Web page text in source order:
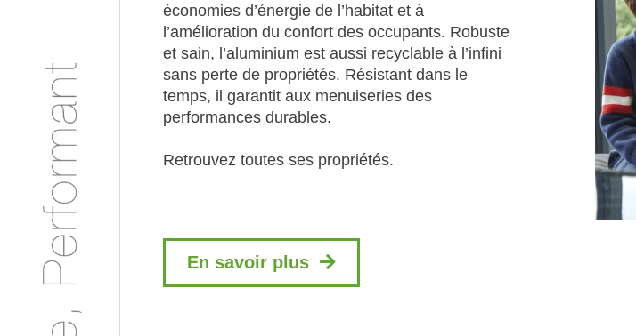
économies d’énergie de l’habitat et à
l’amélioration du confort des occupants. Robuste
et sain, l’aluminium est aussi recyclable à l’infini
sans perte de propriétés. Résistant dans le
temps, il garantit aux menuiseries des
performances durables.
Retrouvez toutes ses propriétés.
En savoir plus